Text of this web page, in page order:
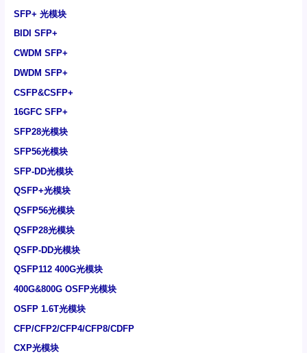
SFP+ 光模块
BIDI SFP+
CWDM SFP+
DWDM SFP+
CSFP&CSFP+
16GFC SFP+
SFP28光模块
SFP56光模块
SFP-DD光模块
QSFP+光模块
QSFP56光模块
QSFP28光模块
QSFP-DD光模块
QSFP112 400G光模块
400G&800G OSFP光模块
OSFP 1.6T光模块
CFP/CFP2/CFP4/CFP8/CDFP
CXP光模块